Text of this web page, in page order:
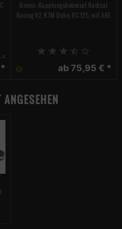
*
Brems- Kupplungshebelset Radical
Racing V2, KTM Duke, RC 125, mit ABE
ab 75,95 € *